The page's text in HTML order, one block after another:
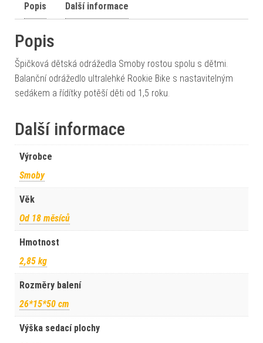
Popis Další informace
Popis
Špičková dětská odrážedla Smoby rostou spolu s dětmi.
Balanční odrážedlo ultralehké Rookie Bike s nastavitelným
sedákem a řídítky potěší děti od 1,5 roku.
Další informace
Výrobce
Smoby
Věk
Od 18 měsíců
Hmotnost
2,85 kg
Rozměry balení
26*15*50 cm
Výška sedací plochy